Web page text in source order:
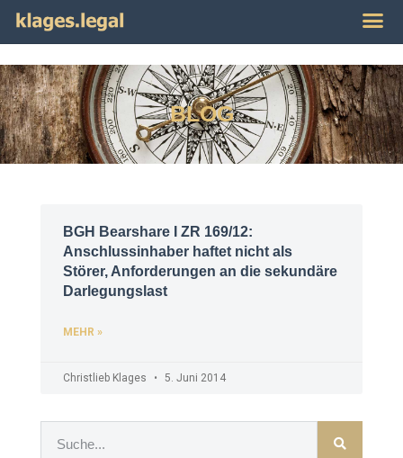
BLOG
BGH Bearshare I ZR 169/12:
Anschlussinhaber haftet nicht als
Störer, Anforderungen an die sekundäre
Darlegungslast
MEHR »
Christlieb Klages 5. Juni 2014